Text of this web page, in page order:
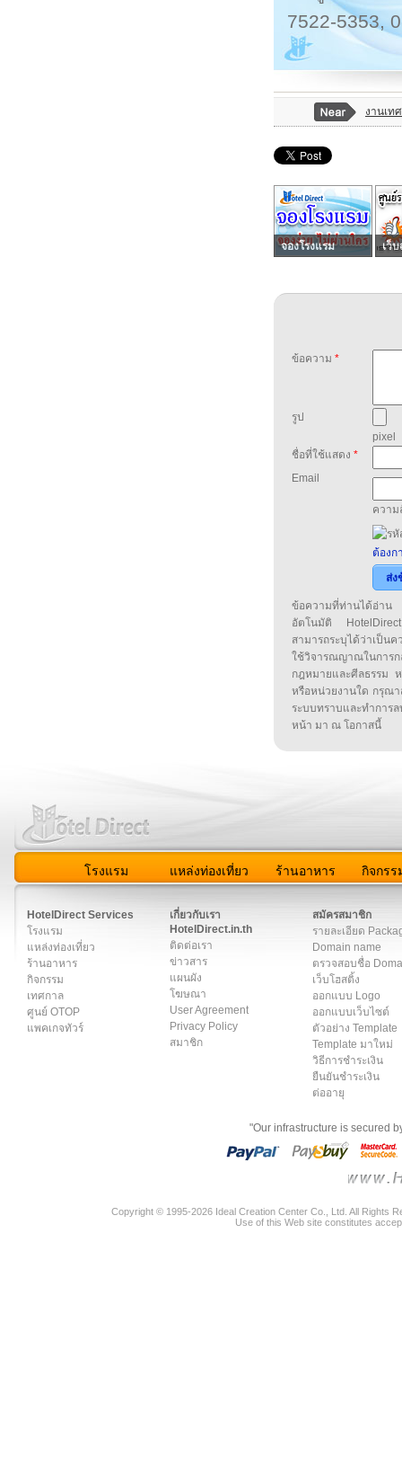
7522-5353,
งานเท
จองโรงแรม เว็บ
ข้อความ *
รูป
pixel
ชื่อที่ใช้แสดง *
Email
ความ
ต้องก
ส่ง
ข้อความที่ท่านได้อ่าน
อัตโนมัติ
สามารถระบุได้ว่าเป็น
ใช้วิจารณญาณในกา
กฎหมายและศีลธรรม
หรือหน่วยงานใด กรุณา
ระบบทราบและทำกา
หน้า มา ณ โอกาสนี้
โรงแรม แหล่งท่องเที่ยว ร้านอาหาร กิจกรร
HotelDirect Services
โรงแรม
แหล่งท่องเที่ยว
ร้านอาหาร
กิจกรรม
เทศกาล
ศูนย์ OTOP
แพคเกจทัวร์
เกี่ยวกับเรา
HotelDirect.in.th
ติดต่อเรา
ข่าวสาร
แผนผัง
โฆษณา
User Agreement
Privacy Policy
สมาชิก
สมัครสมาชิก
รายละเอียด
Domain name
ตรวจสอบชื่อ
เว็บโฮสติ้ง
ออกแบบ Logo
ออกแบบเว็บไซต์
ตัวอย่าง Template
Template มาใหม่
วิธีการชำระเงิน
ยืนยันชำระเงิน
ต่ออายุ
"Our infrastructure is secured
Copyright © 1995-2026 Ideal Creation Center Co., Ltd. All Rights
Use of this Web site constitutes